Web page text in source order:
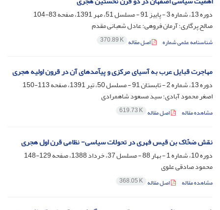
دوره 13، شماره 3 - پاییز 91 - مسلسل 51، مهر 1391، صفحه
83-104
صالح پرگاری؛ آرمان فروهی؛ عادل شعبانی مقدم
شناسنامه علمی شماره اصل مقاله 370.89 K
مهاجرت قبایل عرب به آسیای مرکزی و پیآمدهای آن در قرون اولیه هجری
دوره 13، شماره 2 - تابستان 91 - مسلسل 50، تیر 1391، صفحه
113-150
اصغر محمود آبادی؛ سید مسعود شاهمرادی
مشاهده مقاله اصل مقاله 619.73 K
نقش ضحّاک بن قیس فهری در تحولات سیاسی- نظامی قرن اول هجری
دوره 10، شماره 1 - بهار 88 - مسلسل 37، خرداد 1388، صفحه
129-148
محمود صادقی علوی
مشاهده مقاله اصل مقاله 368.05 K